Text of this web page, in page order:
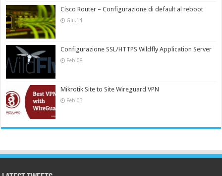
Cisco Router – Configurazione di default al reboot
Giu.14
Configurazione SSL/HTTPS Wildfly Application Server
Feb.08
Mikrotik Site to Site Wireguard VPN
Feb.03